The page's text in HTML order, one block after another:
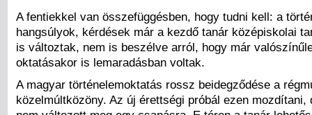
A fentiekkel van összefüggésben, hogy tudni kell: a
hangsúlyok, kérdések már a kezdő tanár középiskolai
is változtak, nem is beszélve arról, hogy már
oktatásakor is lemaradásban voltak.
A magyar történelemoktatás rossz beidegződése a
közelmúltközöny. Az új érettségi próbál ezen mozdítani,